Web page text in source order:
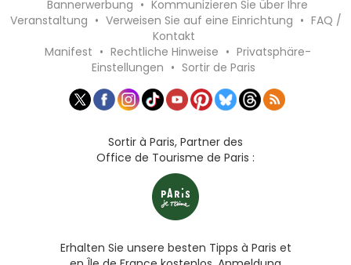
Bannerwerbung • Kommunizieren Sie über Ihre
Veranstaltung • Verweisen Sie auf eine Einrichtung • FAQ /
Kontakt
Manifest • Rechtliche Hinweise • Privatsphäre-
Einstellungen • Sortir de Paris
Sortir à Paris, Partner des
Office de Tourisme de Paris :
Erhalten Sie unsere besten Tipps à Paris et